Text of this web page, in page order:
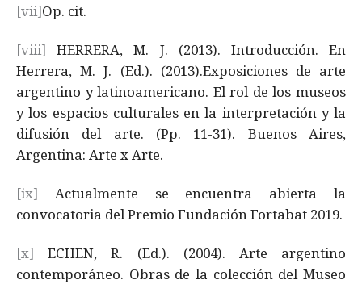
[vii]Op. cit.
[viii] HERRERA, M. J. (2013). Introducción. En
Herrera, M. J. (Ed.). (2013).Exposiciones de arte
argentino y latinoamericano. El rol de los museos
y los espacios culturales en la interpretación y la
difusión del arte. (Pp. 11-31). Buenos Aires,
Argentina: Arte x Arte.
[ix] Actualmente se encuentra abierta la
convocatoria del Premio Fundación Fortabat 2019.
[x] ECHEN, R. (Ed.). (2004). Arte argentino
contemporáneo. Obras de la colección del Museo